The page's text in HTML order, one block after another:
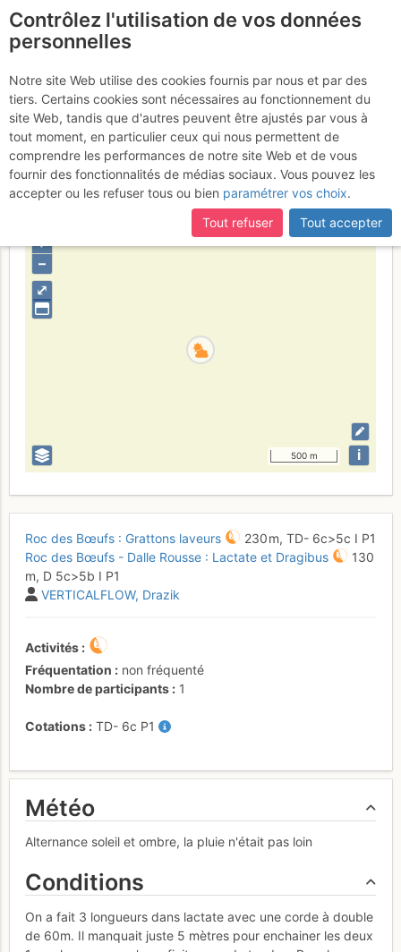
Roc des Bœufs - Dalle
Rousse : Lactate et
Dragibus
Samedi 13 mai 2017
Haute-Savoie
⤢
+
–
500 m i
Roc des Bœufs : Grattons laveurs 230 m, TD- 6c>5c I P1
Roc des Bœufs - Dalle Rousse : Lactate et Dragibus
130
m, D 5c>5b I P1
VERTICALFLOW Drazik
Activités
Fréquentation
non fréquenté
Nombre de participants
1
Cotations TD- 6c P1
Météo
Alternance soleil et ombre, la pluie n'était pas loin
Conditions
On a fait 3 longueurs dans lactate avec une corde à double
de 60m. Il manquait juste 5 mètres pour enchainer les deux
Contrôlez l'utilisation de vos données
personnelles
Notre site Web utilise des cookies fournis par nous et par des
tiers. Certains cookies sont nécessaires au fonctionnement du
site Web, tandis que d'autres peuvent être ajustés par vous à
tout moment, en particulier ceux qui nous permettent de
comprendre les performances de notre site Web et de vous
fournir des fonctionnalités de médias sociaux. Vous pouvez les
accepter ou les refuser tous ou bien paramétrer vos choix.
Tout refuser
Tout accepter